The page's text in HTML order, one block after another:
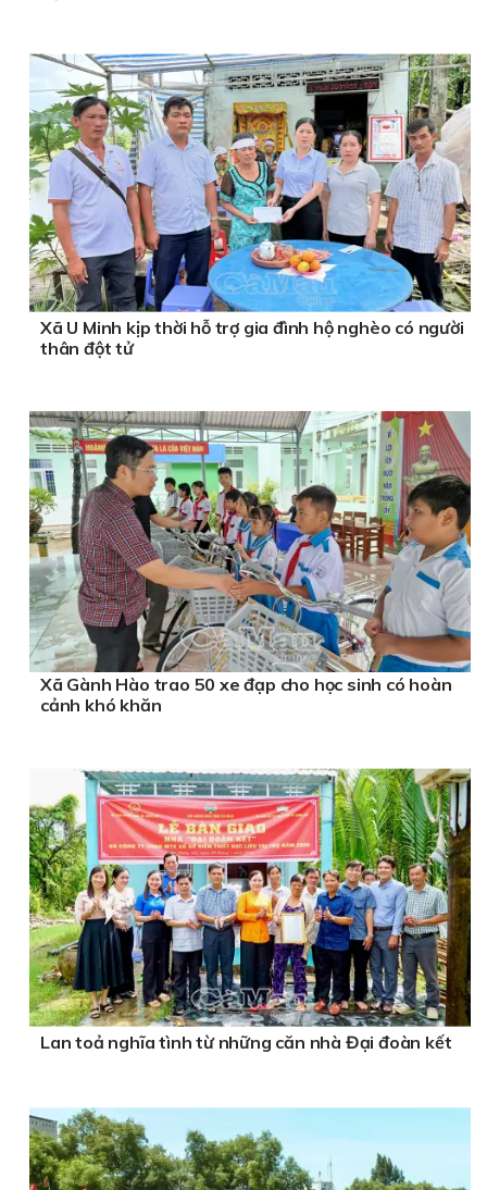
Xã U Minh kịp thời hỗ trợ gia đình hộ nghèo có người
thân đột tử
Xã Gành Hào trao 50 xe đạp cho học sinh có hoàn
cảnh khó khăn
Lan toả nghĩa tình từ những căn nhà Đại đoàn kết